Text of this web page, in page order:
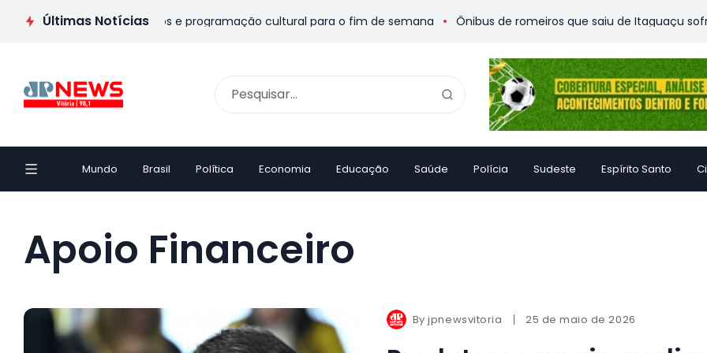
Últimas Notícias
Pais no ES: veja passeios e programação cultural para o fim de semana Ônibus de romeiros que saiu de Itaguaçu sofre
Mundo Brasil Política Economia Educação Saúde Polícia Sudeste Espírito Santo
Apoio Financeiro
Byjpnewsvitoria 25 de maio de 2026